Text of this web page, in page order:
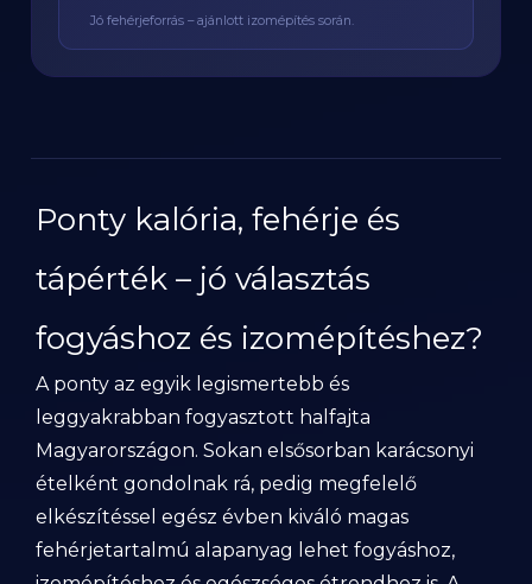
Jó fehérjeforrás – ajánlott izomépítés során.
Ponty kalória, fehérje és
tápérték – jó választás
fogyáshoz és izomépítéshez?
A ponty az egyik legismertebb és
leggyakrabban fogyasztott halfajta
Magyarországon. Sokan elsősorban karácsonyi
ételként gondolnak rá, pedig megfelelő
elkészítéssel egész évben kiváló magas
fehérjetartalmú alapanyag lehet fogyáshoz,